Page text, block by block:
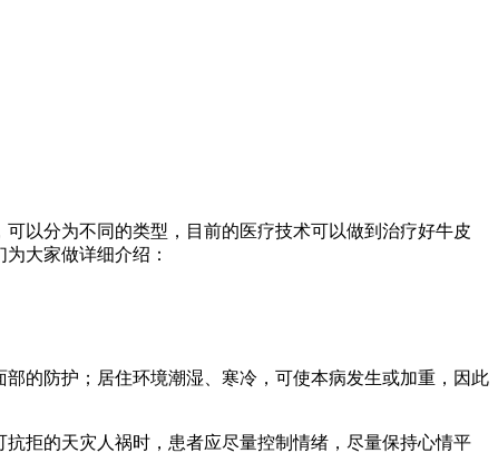
以分为不同的类型，目前的医疗技术可以做到治疗好牛皮
大家做详细介绍：
的防护；居住环境潮湿、寒冷，可使本病发生或加重，因此
拒的天灾人祸时，患者应尽量控制情绪，尽量保持心情平